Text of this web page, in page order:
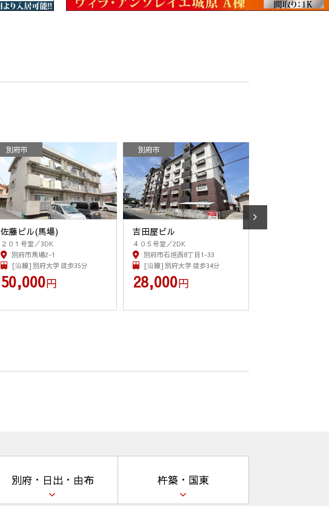
別府市
佐藤ビル(馬場)
２０１号室／3DK
別府市馬場2-1
[沿線] 別府大学 徒歩35分
50,000円
別府市
吉田屋ビル
４０５号室／2DK
別府市石垣西8丁目1-33
[沿線] 別府大学 徒歩34分
28,000円
エスバイエルマ
別府・日出・由布 杵築・国東